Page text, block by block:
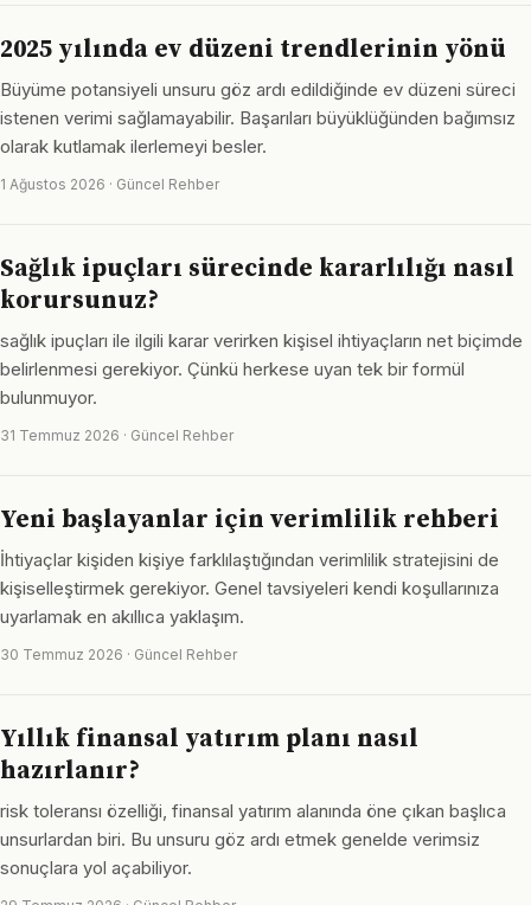
2025 yılında ev düzeni trendlerinin yönü
Büyüme potansiyeli unsuru göz ardı edildiğinde ev düzeni süreci
istenen verimi sağlamayabilir. Başarıları büyüklüğünden bağımsız
olarak kutlamak ilerlemeyi besler.
1 Ağustos 2026 · Güncel Rehber
Sağlık ipuçları sürecinde kararlılığı nasıl
korursunuz?
sağlık ipuçları ile ilgili karar verirken kişisel ihtiyaçların net biçimde
belirlenmesi gerekiyor. Çünkü herkese uyan tek bir formül
bulunmuyor.
31 Temmuz 2026 · Güncel Rehber
Yeni başlayanlar için verimlilik rehberi
İhtiyaçlar kişiden kişiye farklılaştığından verimlilik stratejisini de
kişiselleştirmek gerekiyor. Genel tavsiyeleri kendi koşullarınıza
uyarlamak en akıllıca yaklaşım.
30 Temmuz 2026 · Güncel Rehber
Yıllık finansal yatırım planı nasıl
hazırlanır?
risk toleransı özelliği, finansal yatırım alanında öne çıkan başlıca
unsurlardan biri. Bu unsuru göz ardı etmek genelde verimsiz
sonuçlara yol açabiliyor.